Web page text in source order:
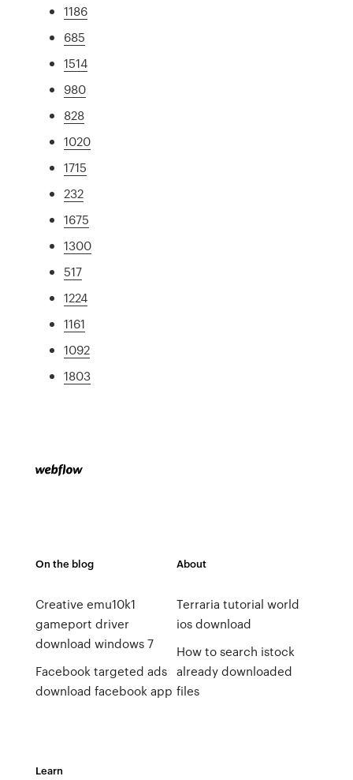
1186
685
1514
980
828
1020
1715
232
1675
1300
517
1224
1161
1092
1803
On the blog
Creative emu10k1
gameport driver
download windows 7
Facebook targeted ads
download facebook app
About
Terraria tutorial world
ios download
How to search istock
already downloaded
files
Learn